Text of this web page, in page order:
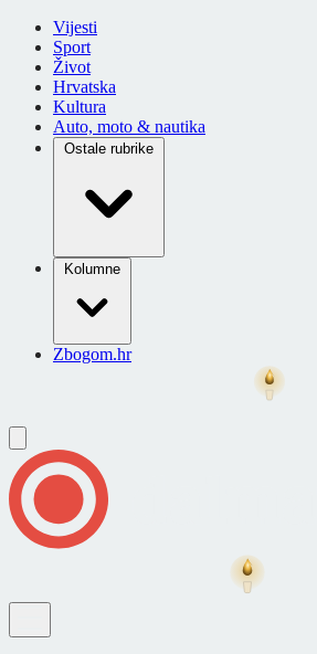
Vijesti
Sport
Život
Hrvatska
Kultura
Auto, moto & nautika
Ostale rubrike
Kolumne
Zbogom.hr